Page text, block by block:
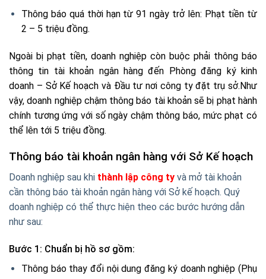
Thông báo quá thời hạn từ 91 ngày trở lên: Phạt tiền từ
2 – 5 triệu đồng.
Ngoài bị phạt tiền, doanh nghiệp còn buộc phải thông báo
thông tin tài khoản ngân hàng đến Phòng đăng ký kinh
doanh – Sở Kế hoạch và Đầu tư nơi công ty đặt trụ sở.Như
vậy, doanh nghiệp chậm thông báo tài khoản sẽ bị phạt hành
chính tương ứng với số ngày chậm thông báo, mức phạt có
thể lên tới 5 triệu đồng.
Thông báo tài khoản ngân hàng với Sở Kế hoạch
Doanh nghiệp sau khi thành lập công ty và mở tài khoản
cần thông báo tài khoản ngân hàng với Sở kế hoạch. Quý
doanh nghiệp có thể thực hiện theo các bước hướng dẫn
như sau:
Bước 1: Chuẩn bị hồ sơ gồm:
Thông báo thay đổi nội dung đăng ký doanh nghiệp (Phụ